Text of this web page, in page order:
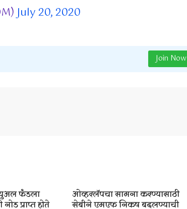
July 20, 2020
Join Now
फंडला
प्राप्त होते
ओव्हरलॅपचा सामना करण्यासाठी
सेबीने एमएफ निकष बदलण्याची